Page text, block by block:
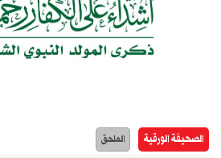
الصحيفة الورقية الملحق